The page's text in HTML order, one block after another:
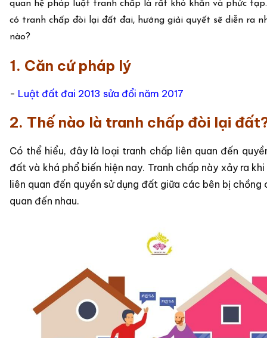
quan hệ pháp luật tranh chấp là rất khó khăn và phức
có tranh chấp đòi lại đất đai, hướng giải quyết sẽ diễn ra
nào?
1. Căn cứ pháp lý
- Luật đất đai 2013 sửa đổi năm 2017
2. Thế nào là tranh chấp đòi lại
Có thể hiểu, đây là loại tranh chấp liên quan đến
đất và khá phổ biến hiện nay. Tranh chấp này xảy ra
liên quan đến quyền sử dụng đất giữa các bên bị chồng
quan đến nhau.